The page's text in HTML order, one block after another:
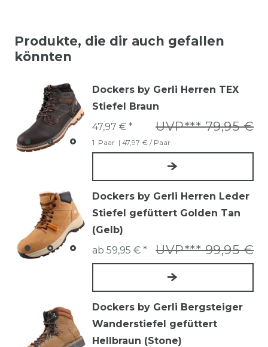
Produkte, die dir auch gefallen
könnten
Dockers by Gerli Herren TEX
Stiefel Braun
UVP*** 79,95 €
47,97 € *
1 Paar | 47,97 € / Paar
Dockers by Gerli Herren Leder
Stiefel gefüttert Golden Tan
(Gelb)
UVP*** 99,95 €
ab 59,95 € *
Dockers by Gerli Bergsteiger
Wanderstiefel gefüttert
Hellbraun (Stone)